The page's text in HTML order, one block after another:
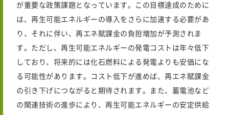
が重要な政策課題となっています。この目標達成のために
は、再生可能エネルギーの導入をさらに加速する必要があ
り、それに伴い、再エネ賦課金の負担増加が予測されま
す。ただし、再生可能エネルギーの発電コストは年々低下
しており、将来的には化石燃料による発電よりも安価にな
る可能性があります。コスト低下が進めば、再エネ賦課金
の引き下げにつながると期待されます。また、蓄電池など
の関連技術の進歩により、再生可能エネルギーの安定供給